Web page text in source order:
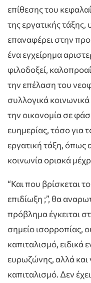
επίθεσης του
της εργατικής
επαναφέρει στην
ένα εγχείρημα
φιλοδοξεί,
την επέλαση του
συλλογικά
την οικονομία σε
ευημερίας, τόσο για
εργατική τάξη, όπως
κοινωνία οριακά
“Και που βρίσκεται
επιδίωξη ;”, θα
πρόβλημα έγκειται
σημείο ισορροπίας,
καπιταλισμό, ειδικά
ευρωζώνης, αλλά και
καπιταλισμό. Δεν